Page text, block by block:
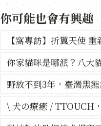
你可能也會有興趣
【窩專訪】折翼天使
你家貓咪是哪派？八大
野放不到3年，臺灣黑
\ 犬の療癒 / TTOUCH